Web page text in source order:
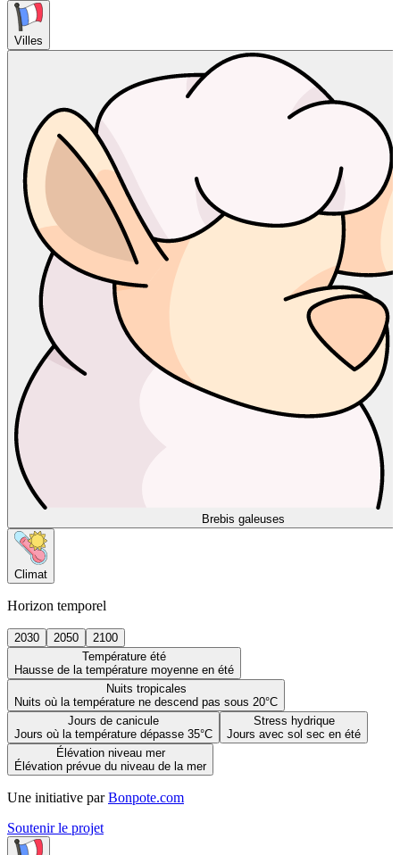
Villes
Brebis galeuses
Climat
Horizon temporel
2030 2050
2100
Température été
Hausse de la température moyenne en été
Nuits tropicales
Nuits où la température ne descend pas sous 20°C
Jours de canicule
Jours où la température dépasse 35°C
Stress hydrique
Jours avec sol sec en été
Élévation niveau mer
Élévation prévue du niveau de la mer
Une initiative par Bonpote.com
Soutenir le projet